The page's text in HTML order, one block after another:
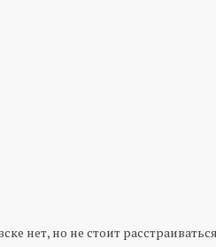
нет, но не стоит